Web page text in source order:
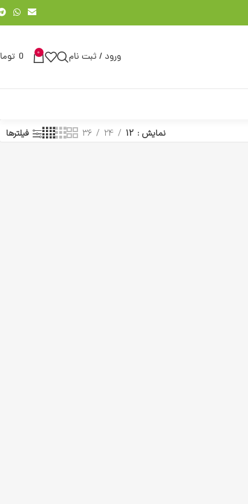
ورود / ثبت نام 0
0
نمایش 12
24
36 فیلترها